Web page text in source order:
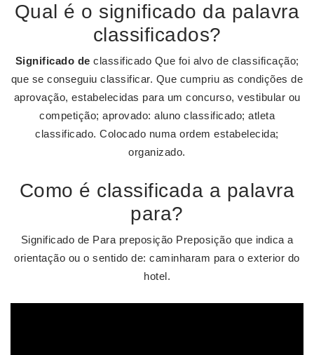
Qual é o significado da palavra
classificados?
Significado de classificado Que foi alvo de classificação;
que se conseguiu classificar. Que cumpriu as condições de
aprovação, estabelecidas para um concurso, vestibular ou
competição; aprovado: aluno classificado; atleta
classificado. Colocado numa ordem estabelecida;
organizado.
Como é classificada a palavra
para?
Significado de Para preposição Preposição que indica a
orientação ou o sentido de: caminharam para o exterior do
hotel.